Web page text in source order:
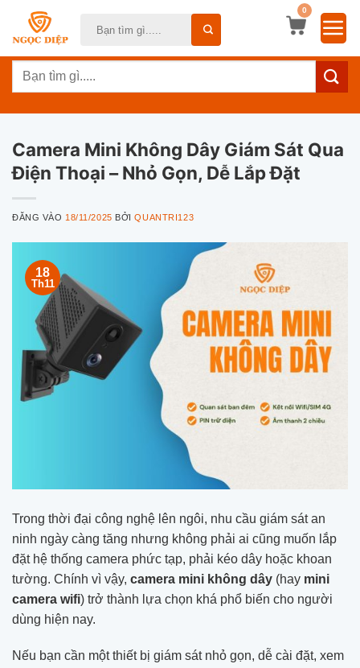
dung
0
Tìm
Camera Mini Không Dây Giám Sát Qua
Điện Thoại – Nhỏ Gọn, Dễ Lắp Đặt
ĐĂNG VÀO 18/11/2025 BỞIQUANTRI123
18
Th11
Trong thời đại công nghệ lên ngôi, nhu cầu giám sát an
ninh ngày càng tăng nhưng không phải ai cũng muốn lắp
đặt hệ thống camera phức tạp, phải kéo dây hoặc khoan
tường. Chính vì vậy, camera mini không dây (hay mini
camera wifi) trở thành lựa chọn khá phổ biến cho người
dùng hiện nay.
Nếu bạn cần một thiết bị giám sát nhỏ gọn, dễ cài đặt, xem